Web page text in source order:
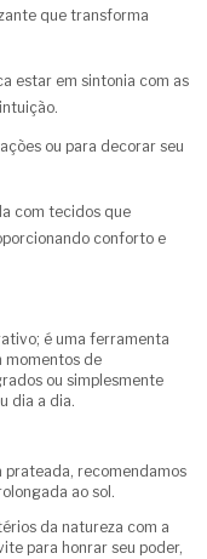
que transforma
estar em sintonia com as
ou para decorar seu
com tecidos que
conforto e
é uma ferramenta
momentos de
ou simplesmente
dia a dia.
prateada, recomendamos
ao sol.
da natureza com a
para honrar seu poder,